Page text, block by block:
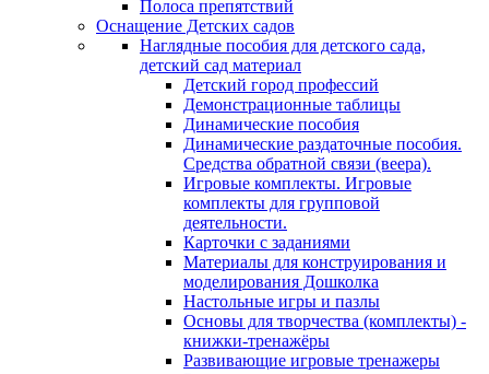
Полоса препятствий
Оснащение Детских садов
Наглядные пособия для детского сада,
детский сад материал
Детский город профессий
Демонстрационные таблицы
Динамические пособия
Динамические раздаточные пособия.
Средства обратной связи (веера).
Игровые комплекты. Игровые
комплекты для групповой
деятельности.
Карточки с заданиями
Материалы для конструирования и
моделирования Дошколка
Настольные игры и пазлы
Основы для творчества (комплекты) -
книжки-тренажёры
Развивающие игровые тренажеры